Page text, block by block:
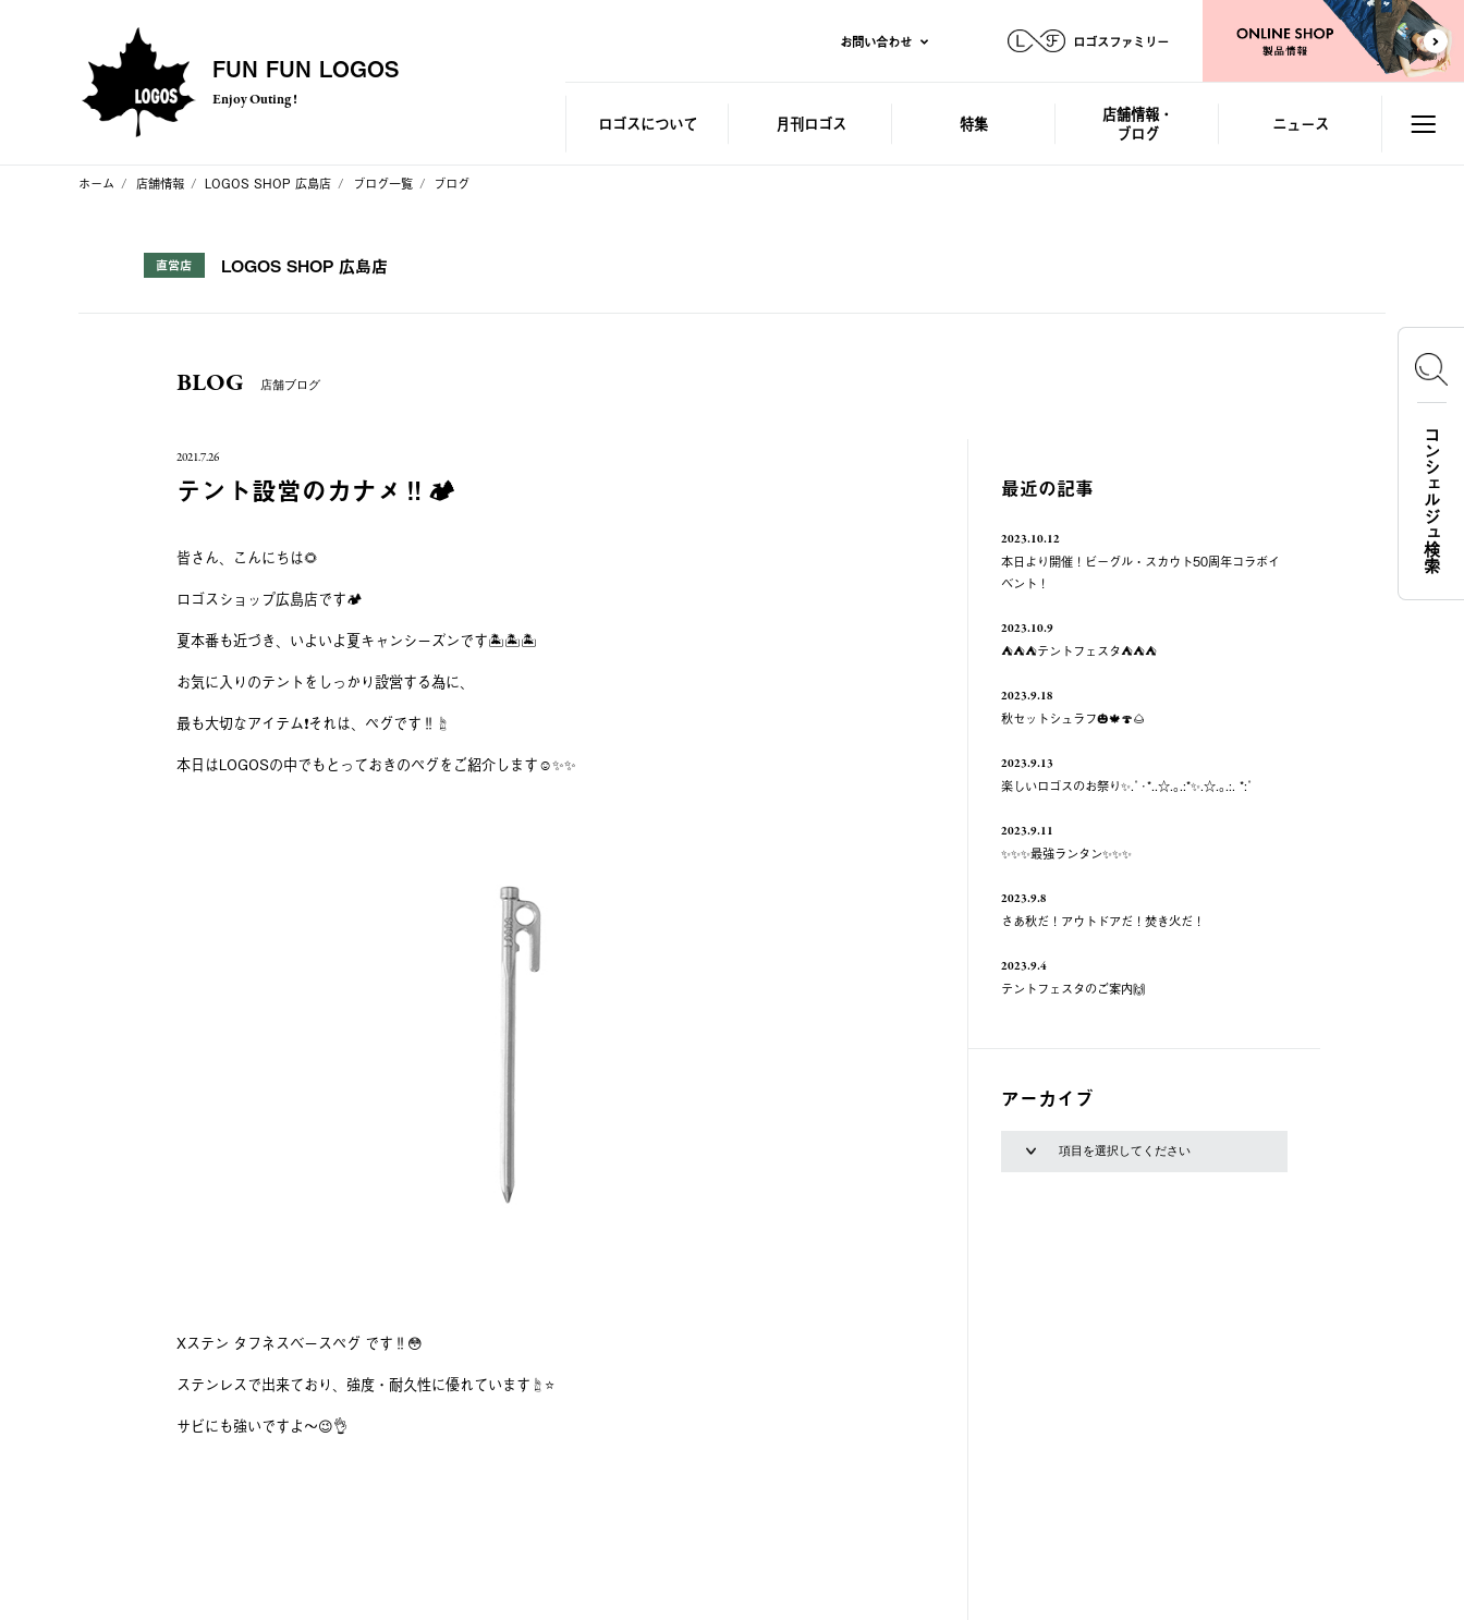
FUN FUN LOGOS
Enjoy Outing !
お問い合わせ ロゴスファミリー
ロゴスについて 月刊ロゴス 特集
店舗情報・
ブログ
ニュース
ホーム 店舗情報 LOGOS SHOP 広島店 ブログ一覧 ブログ
直営店 LOGOS SHOP 広島店
BLOG 店舗ブログ
2021.7.26
テント設営のカナメ‼️🏕
皆さん、こんにちは🌻
ロゴスショップ広島店です🏕
夏本番も近づき、いよいよ夏キャンシーズンです🏝🏝🏝
お気に入りのテントをしっかり設営する為に、
最も大切なアイテム❗️それは、ペグです‼️☝️
本日はLOGOSの中でもとっておきのペグをご紹介します☺️✨✨
Xステン タフネスベースペグ です‼️😳
ステンレスで出来ており、強度・耐久性に優れています☝️⭐️
サビにも強いですよ〜😉👌
最近の記事
2023.10.12
本日より開催！ビーグル・スカウト50周年コラボイ
ベント！
2023.10.9
⛺️⛺️⛺️テントフェスタ⛺️⛺️⛺️
2023.9.18
秋セットシュラフ🎃🍁🍄🌰
2023.9.13
楽しいロゴスのお祭り✨.ﾟ･*..☆.｡.:*✨.☆.｡.:. *:ﾟ
2023.9.11
✨✨✨最強ランタン✨✨✨
2023.9.8
さあ秋だ！アウトドアだ！焚き火だ！
2023.9.4
テントフェスタのご案内🙌
アーカイブ
コンシェルジュ検索